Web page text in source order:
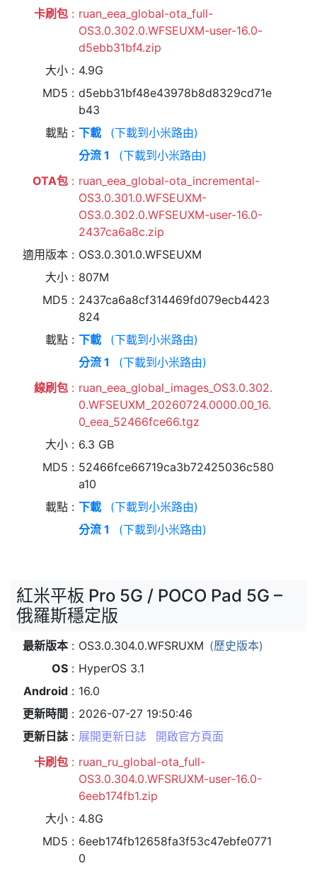
卡刷包
ruan_eea_global-ota_full-
OS3.0.302.0.WFSEUXM-user-16.0-
d5ebb31bf4.zip
大小
4.9G
MD5
d5ebb31bf48e43978b8d8329cd71e
b43
載點
下載
(下載到小米路由)
分流 1
(下載到小米路由)
OTA包
ruan_eea_global-ota_incremental-
OS3.0.301.0.WFSEUXM-
OS3.0.302.0.WFSEUXM-user-16.0-
2437ca6a8c.zip
適用版本
OS3.0.301.0.WFSEUXM
大小
807M
MD5
2437ca6a8cf314469fd079ecb4423
824
載點
下載
(下載到小米路由)
分流 1
(下載到小米路由)
線刷包
ruan_eea_global_images_OS3.0.302.
0.WFSEUXM_20260724.0000.00_16.
0_eea_52466fce66.tgz
大小
6.3 GB
MD5
52466fce66719ca3b72425036c580
a10
載點
下載
(下載到小米路由)
分流 1
(下載到小米路由)
紅米平板 Pro 5G / POCO Pad 5G –
俄羅斯穩定版
最新版本 OS3.0.304.0.WFSRUXM (歷史版本)
OS
HyperOS 3.1
Android
16.0
更新時間
2026-07-27 19:50:46
更新日誌
展開更新日誌
開啟官方頁面
卡刷包
ruan_ru_global-ota_full-
OS3.0.304.0.WFSRUXM-user-16.0-
6eeb174fb1.zip
大小
4.8G
MD5
6eeb174fb12658fa3f53c47ebfe0771
0